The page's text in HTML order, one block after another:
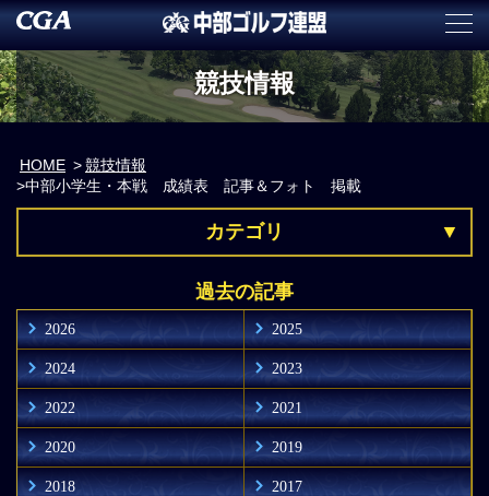
競技情報
HOME
競技情報
中部小学生・本戦 成績表 記事＆フォト 掲載
カテゴリ
過去の記事
2026 2025
2024 2023
2022 2021
2020 2019
2018 2017